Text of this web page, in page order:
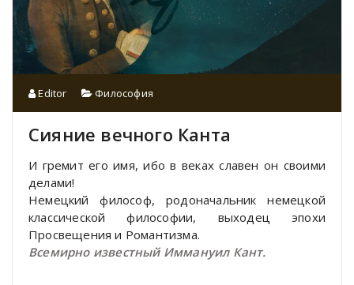
Editor Философия
Сияние вечного Канта
И гремит его имя, ибо в веках славен он своими
делами!
Немецкий философ, родоначальник немецкой
классической философии, выходец эпохи
Просвещения и Романтизма.
Всемирно известный Иммануил Кант.